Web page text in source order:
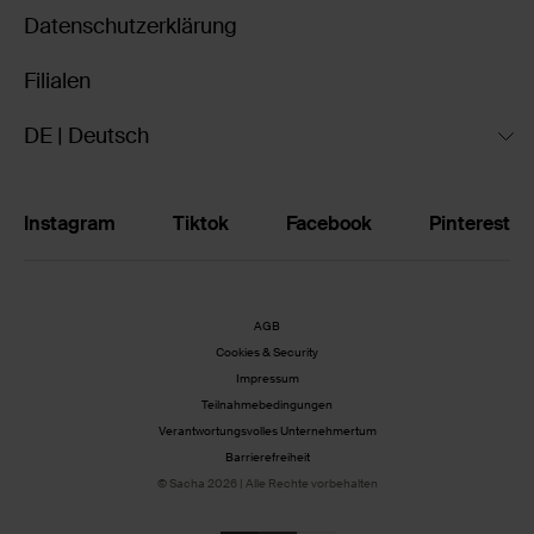
Datenschutzerklärung
Filialen
DE | Deutsch
Instagram Tiktok Facebook Pinterest
AGB
Cookies & Security
Impressum
Teilnahmebedingungen
Verantwortungsvolles Unternehmertum
Barrierefreiheit
© Sacha 2026 | Alle Rechte vorbehalten